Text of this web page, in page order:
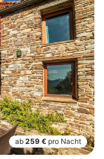
ab 259 € pro Nacht